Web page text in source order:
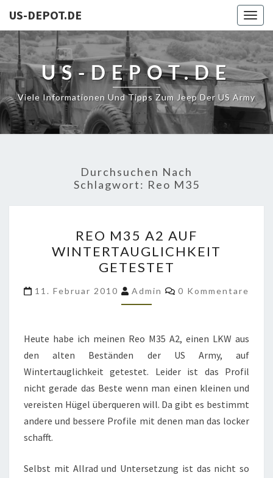
US-DEPOT.DE
US-DEPOT.DE
Viele Informationen Und Tipps Zum Jeep Der US Army
Durchsuchen Nach
Schlagwort: Reo M35
M35
A2
AUF
WINTERTAUGLICHKEIT
GETESTET
REO M35 A2 AUF
WINTERTAUGLICHKEIT
GETESTET
11. Februar 2010 Admin Kommentare
0 Kommentare
Heute habe ich meinen Reo M35 A2, einen LKW aus
den alten Beständen der US Army, auf
Wintertauglichkeit getestet. Leider ist das Profil
nicht gerade das Beste wenn man einen kleinen und
vereisten Hügel überqueren will. Da gibt es bestimmt
andere und bessere Profile mit denen man das locker
schafft.
Selbst mit Allrad und Untersetzung ist das nicht so